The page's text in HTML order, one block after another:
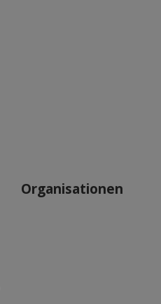
Organisationen